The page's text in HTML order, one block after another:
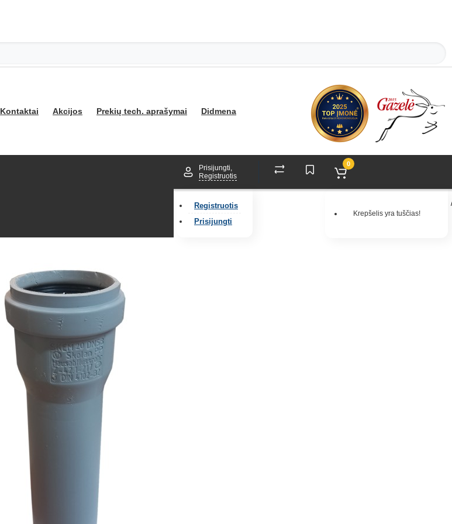
Kontaktai Akcijos Prekių tech. aprašymai Didmena
Prisijungti,
Registruotis
Registruotis
Prisijungti
0
Krepšelis yra tuščias!